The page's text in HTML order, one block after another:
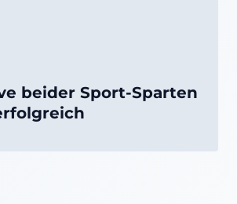
beider Sport-Sparten